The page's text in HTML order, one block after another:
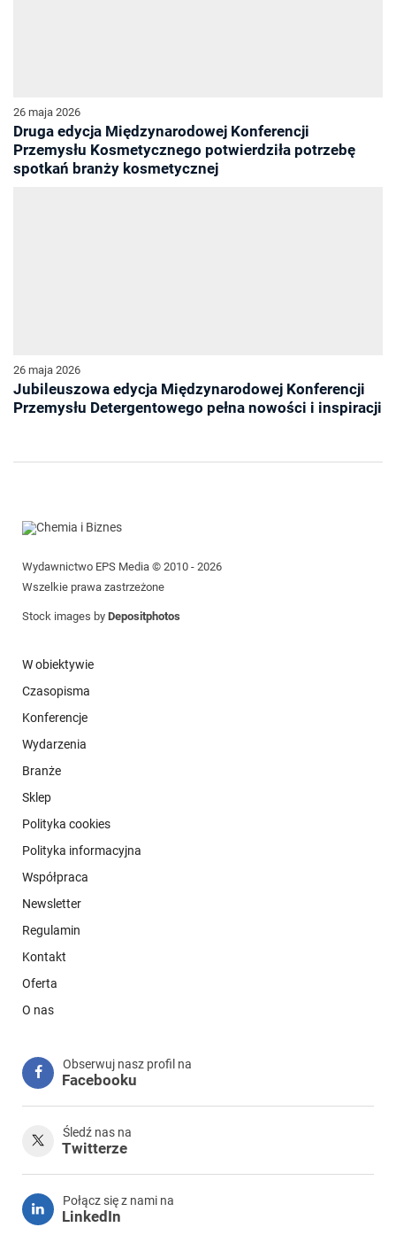
26 maja 2026
Druga edycja Międzynarodowej Konferencji
Przemysłu Kosmetycznego potwierdziła potrzebę
spotkań branży kosmetycznej
26 maja 2026
Jubileuszowa edycja Międzynarodowej Konferencji
Przemysłu Detergentowego pełna nowości i inspiracji
Wydawnictwo EPS Media © 2010 - 2026
Wszelkie prawa zastrzeżone
Stock images by Depositphotos
W obiektywie
Czasopisma
Konferencje
Wydarzenia
Branże
Sklep
Polityka cookies
Polityka informacyjna
Współpraca
Newsletter
Regulamin
Kontakt
Oferta
O nas
Obserwuj nasz profil na
Facebooku
Śledź nas na
Twitterze
Połącz się z nami na
LinkedIn